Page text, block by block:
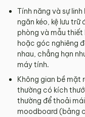
Tính năng và sự
ngăn kéo, kệ lưu
phòng và mẫu
hoặc góc nghiêng
nhau, chẳng hạn
máy tính.
Không gian bề mặt
thường có kích
thường để thoải
moodboard (bảng